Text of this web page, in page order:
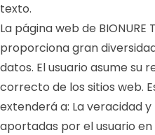
texto.
La página web de BIONURE
proporciona gran
datos. El usuario asume su
correcto de los sitios web.
extenderá a: La veracidad
aportadas por el usuario